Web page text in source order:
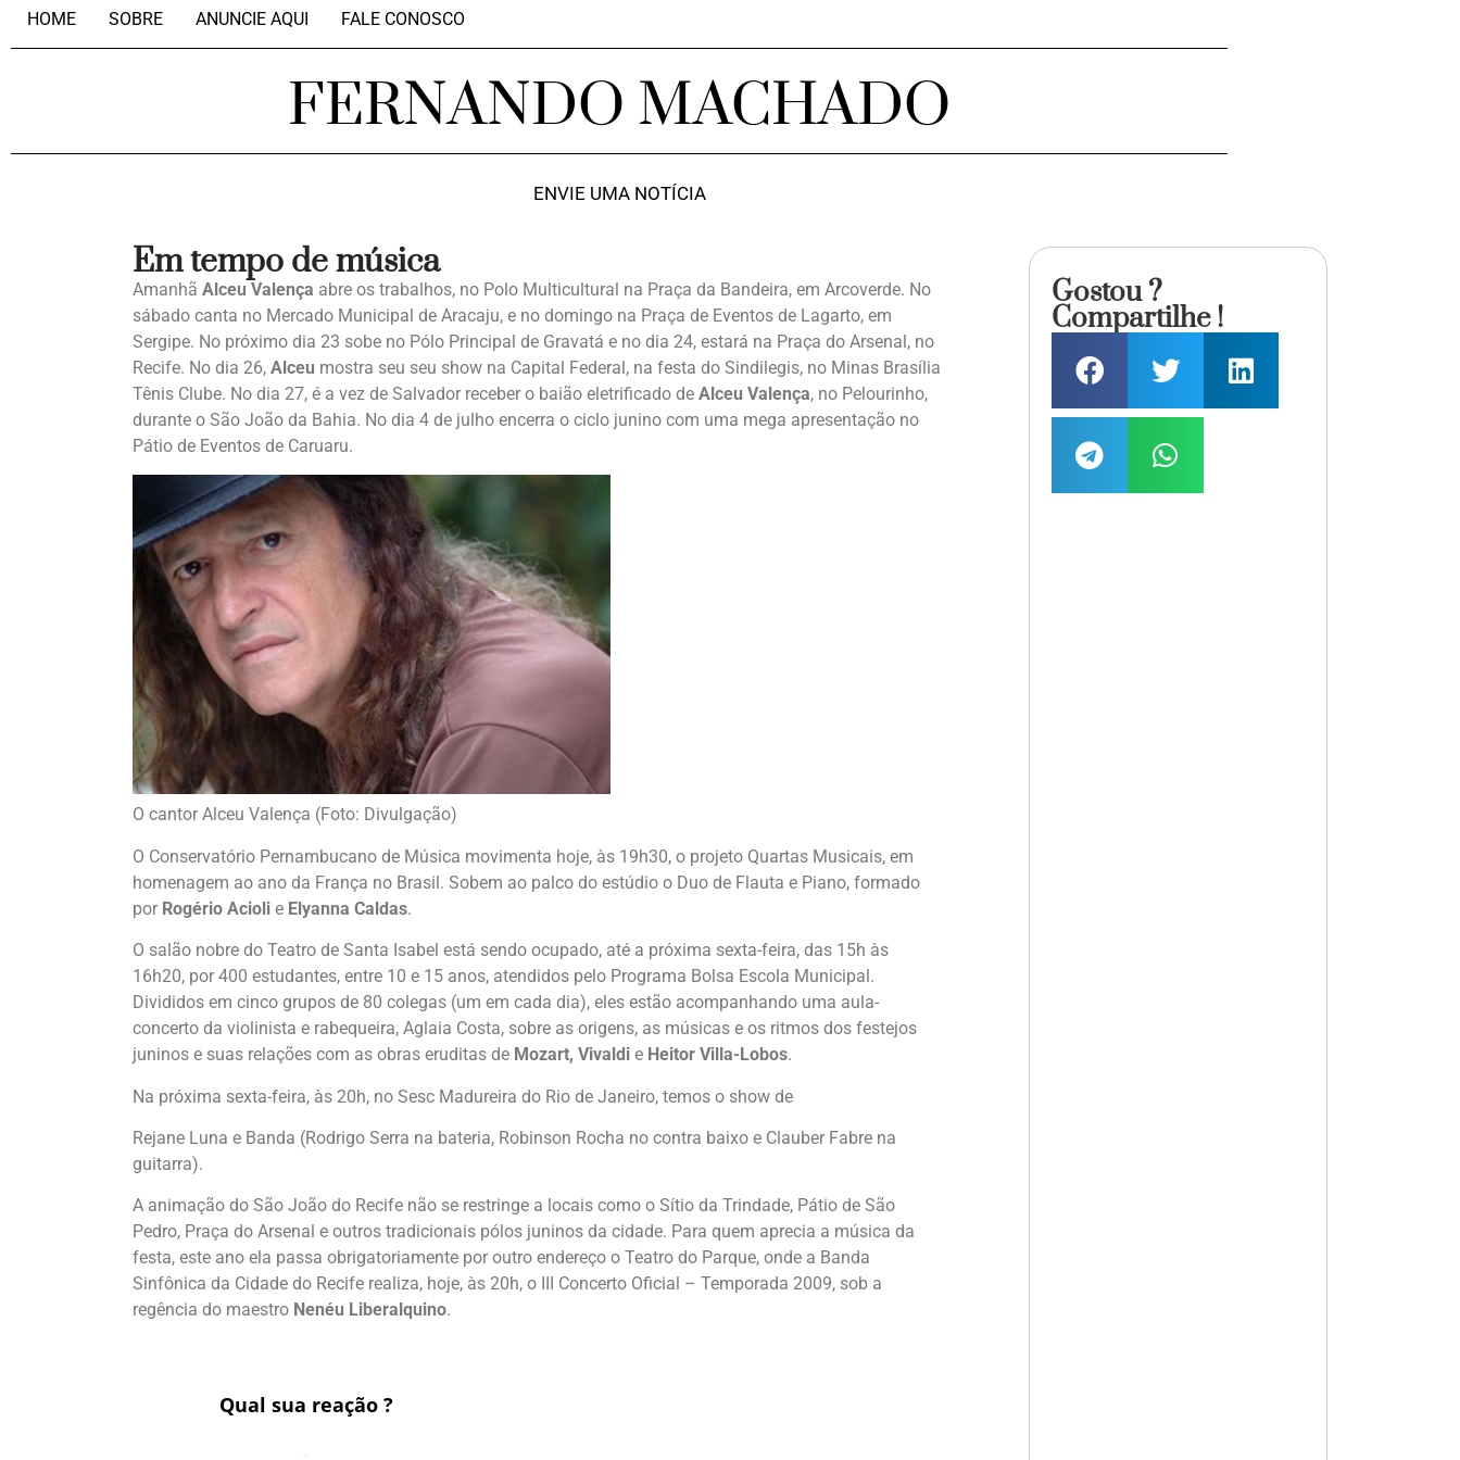
HOME SOBRE ANUNCIE AQUI FALE CONOSCO
FERNANDO MACHADO
ENVIE UMA NOTÍCIA
Em tempo de música
Amanhã Alceu Valença abre os trabalhos, no Polo Multicultural na Praça da Bandeira, em Arcoverde. No
sábado canta no Mercado Municipal de Aracaju, e no domingo na Praça de Eventos de Lagarto, em
Sergipe. No próximo dia 23 sobe no Pólo Principal de Gravatá e no dia 24, estará na Praça do Arsenal, no
Recife. No dia 26, Alceu mostra seu seu show na Capital Federal, na festa do Sindilegis, no Minas Brasília
Tênis Clube. No dia 27, é a vez de Salvador receber o baião eletrificado de Alceu Valença, no Pelourinho,
durante o São João da Bahia. No dia 4 de julho encerra o ciclo junino com uma mega apresentação no
Pátio de Eventos de Caruaru.
O cantor Alceu Valença (Foto: Divulgação)
O Conservatório Pernambucano de Música movimenta hoje, às 19h30, o projeto Quartas Musicais, em
homenagem ao ano da França no Brasil. Sobem ao palco do estúdio o Duo de Flauta e Piano, formado
por Rogério Acioli e Elyanna Caldas.
O salão nobre do Teatro de Santa Isabel está sendo ocupado, até a próxima sexta-feira, das 15h às
16h20, por 400 estudantes, entre 10 e 15 anos, atendidos pelo Programa Bolsa Escola Municipal.
Divididos em cinco grupos de 80 colegas (um em cada dia), eles estão acompanhando uma aula-
concerto da violinista e rabequeira, Aglaia Costa, sobre as origens, as músicas e os ritmos dos festejos
juninos e suas relações com as obras eruditas de Mozart, Vivaldi e Heitor Villa-Lobos.
Na próxima sexta-feira, às 20h, no Sesc Madureira do Rio de Janeiro, temos o show de
Rejane Luna e Banda (Rodrigo Serra na bateria, Robinson Rocha no contra baixo e Clauber Fabre na
guitarra).
A animação do São João do Recife não se restringe a locais como o Sítio da Trindade, Pátio de São
Pedro, Praça do Arsenal e outros tradicionais pólos juninos da cidade. Para quem aprecia a música da
festa, este ano ela passa obrigatoriamente por outro endereço o Teatro do Parque, onde a Banda
Sinfônica da Cidade do Recife realiza, hoje, às 20h, o III Concerto Oficial – Temporada 2009, sob a
regência do maestro Nenéu Liberalquino.
Qual sua reação ?
Gostou ?
Compartilhe !